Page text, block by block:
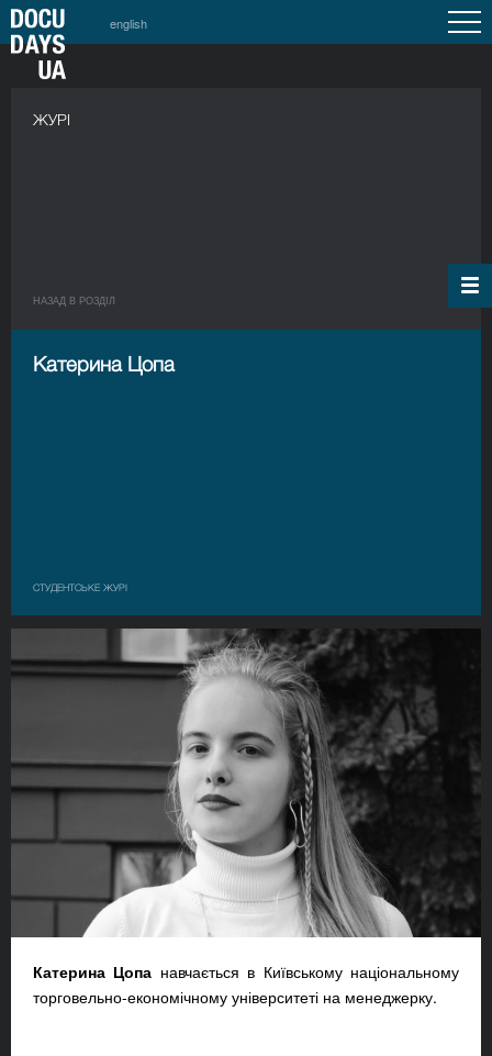
english
ЖУРІ
НАЗАД В РОЗДIЛ
Катерина Цопа
СТУДЕНТСЬКЕ ЖУРІ
Катерина Цопа навчається в Київському національному
торговельно-економічному університеті на менеджерку.